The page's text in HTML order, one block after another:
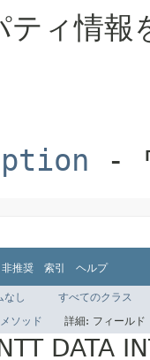
ィ情報
-
非推奨 索引 ヘルプ
なし
すべてのクラス
メソッド 詳細: フィール
DATA